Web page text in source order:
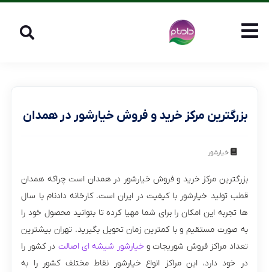
بزرگترین مرکز خرید و فروش خیارشور در همدان
خیارشور
بزرگترین مرکز خرید و فروش خیارشور در همدان است چراکه همدان
قطب تولید خیارشور با کیفیت در ایران است. کارخانه دادنام با سال
ها تجربه این امکان را برای شما مهیا کرده تا بتوانید محصول خود را
به صورت مستقیم و با کمترین زمان تحویل بگیرید. تهران بیشترین
تعداد مراکز فروش شوریجات و خیارشور شیشه ای اصالت در کشور را
در خود دارد، این مراکز انواع خیارشور نقاط مختلف کشور را به